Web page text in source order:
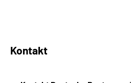
Kontakt